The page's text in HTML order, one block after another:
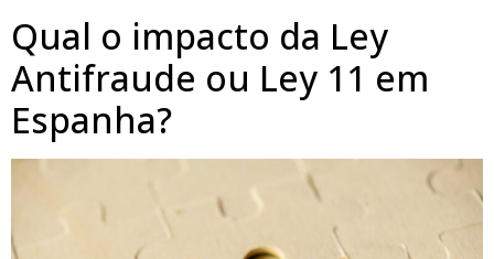
Qual o impacto da Ley
Antifraude ou Ley 11 em
Espanha?